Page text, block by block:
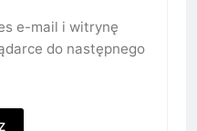
e-mail i witrynę
do następnego